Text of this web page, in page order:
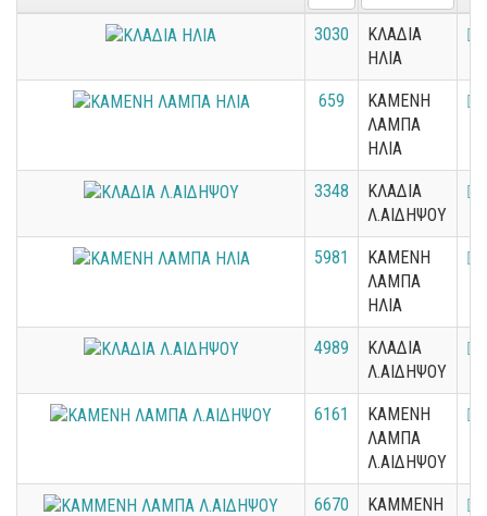
3030
ΚΛΑΔΙΑ
ΗΛΙΑ
659
ΚΑΜΕΝΗ
ΛΑΜΠΑ
ΗΛΙΑ
3348
ΚΛΑΔΙΑ
Λ.ΑΙΔΗΨΟΥ
5981
ΚΑΜΕΝΗ
ΛΑΜΠΑ
ΗΛΙΑ
4989
ΚΛΑΔΙΑ
Λ.ΑΙΔΗΨΟΥ
6161
ΚΑΜΕΝΗ
ΛΑΜΠΑ
Λ.ΑΙΔΗΨΟΥ
6670
ΚΑΜΜΕΝΗ